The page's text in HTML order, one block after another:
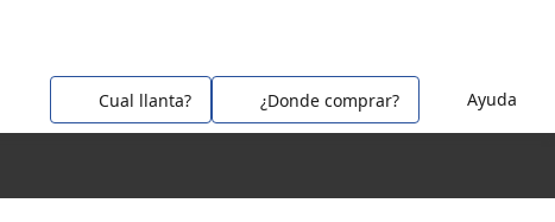
Ayuda
Cual llanta? ¿Donde comprar?